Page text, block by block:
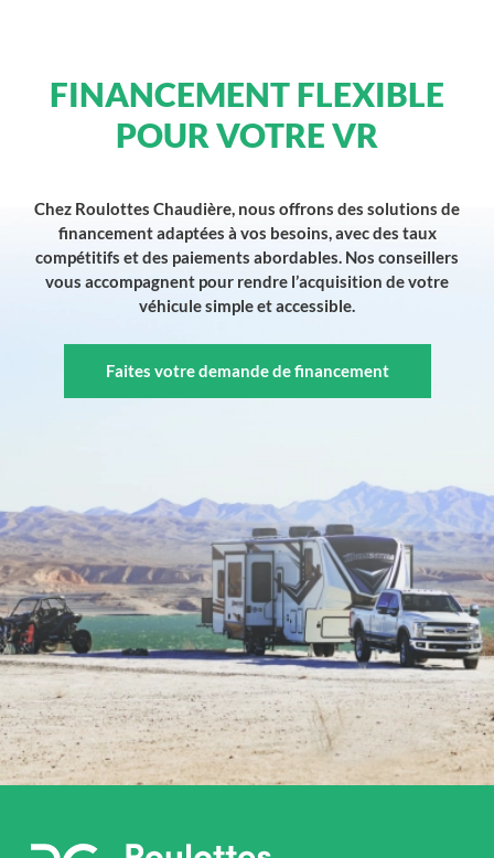
FINANCEMENT FLEXIBLE
POUR VOTRE VR
Chez Roulottes Chaudière, nous offrons des solutions de
financement adaptées à vos besoins, avec des taux
compétitifs et des paiements abordables. Nos conseillers
vous accompagnent pour rendre l’acquisition de votre
véhicule simple et accessible.
Faites votre demande de financement